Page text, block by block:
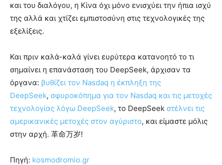
και του διαλόγου, η Κίνα όχι μόνο ενισχύει την ήπια ισχύ
της αλλά και χτίζει εμπιστοσύνη στις τεχνολογικές της
εξελίξεις.
Και πριν καλά-καλά γίνει ευρύτερα κατανοητό το τι
σημαίνει η επανάσταση του DeepSeek, άρχισαν τα
όργανα: βυθίζει τον Nasdaq η έκπληξη της
DeepSeek, σφυροκόπημα για τον Nasdaq και τις μετοχές
τεχνολογίας λόγω DeepSeek, το DeepSeek στέλνει τις
αμερικανικές μετοχές στον αγύριστο, και είμαστε μόλις
στην αρχή. 革命万岁!
Πηγή: kosmodromio.gr